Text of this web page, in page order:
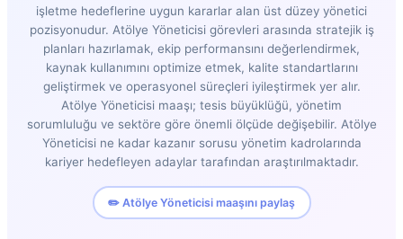
işletme hedeflerine uygun kararlar alan üst düzey yönetici
pozisyonudur. Atölye Yöneticisi görevleri arasında stratejik iş
planları hazırlamak, ekip performansını değerlendirmek,
kaynak kullanımını optimize etmek, kalite standartlarını
geliştirmek ve operasyonel süreçleri iyileştirmek yer alır.
Atölye Yöneticisi maaşı; tesis büyüklüğü, yönetim
sorumluluğu ve sektöre göre önemli ölçüde değişebilir. Atölye
Yöneticisi ne kadar kazanır sorusu yönetim kadrolarında
kariyer hedefleyen adaylar tarafından araştırılmaktadır.
✏️ Atölye Yöneticisi maaşını paylaş